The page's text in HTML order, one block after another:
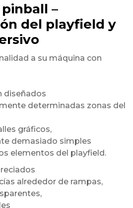
–
del playfield y
a su máquina con
diseñados
determinadas zonas del
gráficos,
demasiado simples
elementos del playfield.
alrededor de rampas,